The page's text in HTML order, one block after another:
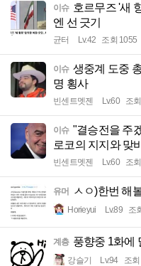
이슈 호르무즈 '새
엔 선 긋기
균터 Lv.42 조회 1055
이슈 생중계 도중
명 횡사
빈센트멧젠 Lv.60 조
이슈 "결승전을 주
로코의 지지와 맞
빈센트멧젠 Lv.60 조
유머 ㅅㅇ)한번 해
Horieyui Lv.89 조
계층 풍향중 1화에
강슬기 Lv.94 조